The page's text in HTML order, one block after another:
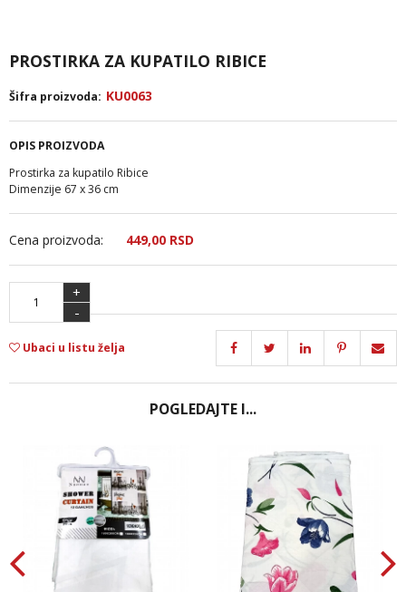
PROSTIRKA ZA KUPATILO RIBICE
Šifra proizvoda: KU0063
OPIS PROIZVODA
Prostirka za kupatilo Ribice
Dimenzije 67 x 36 cm
Cena proizvoda: 449,00 RSD
+
-
Ubaci u listu želja
POGLEDAJTE I...